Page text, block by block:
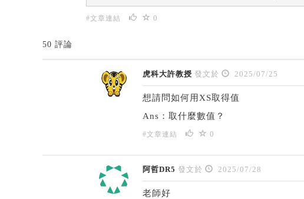
#文章連結 0
50 評論
虎科大許教授 發文於 2025/07/25
想請問如何用XS取得值
Ans：取什麼數值？
#文章連結 0
阿哲DR5 發文於 2025/07/28
老師好